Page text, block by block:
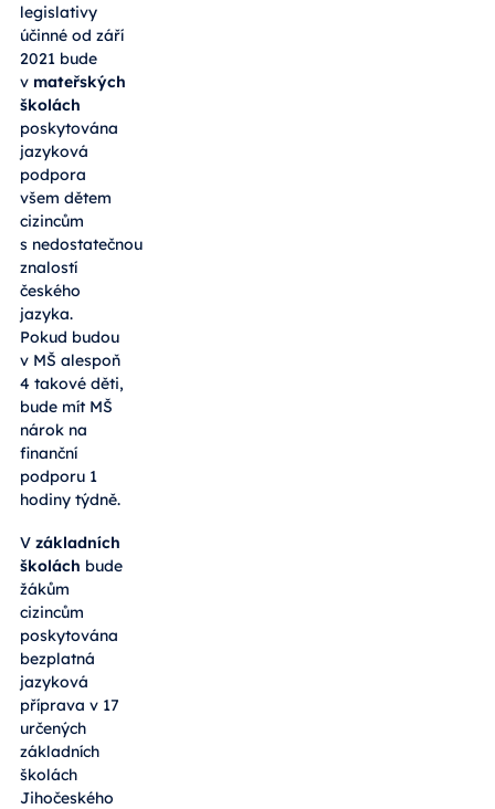
legislativy
účinné od září
2021 bude
v mateřských
školách
poskytována
jazyková
podpora
všem dětem
cizincům
s nedostatečnou
znalostí
českého
jazyka.
Pokud budou
v MŠ alespoň
4 takové děti,
bude mít MŠ
nárok na
finanční
podporu 1
hodiny týdně.
V základních
školách bude
žákům
cizincům
poskytována
bezplatná
jazyková
příprava v 17
určených
základních
školách
Jihočeského